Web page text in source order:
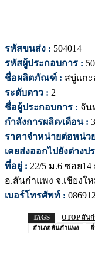
รหัสขนส่ง : 504014
รหัสผู้ประกอบการ :
ชื่อผลิตภัณฑ์ : สบู่แก
ระดับดาว : 2
ชื่อผู้ประกอบการ : จัน
กำลังการผลิต/เดือน :
ราคาจำหน่ายต่อหน่ว
เคยส่งออกไปยังต่างป
ที่อยู่ : 22/5 ม.6 ซอย
อ.สันกำแพง จ.เชียงใ
เบอร์โทรศัพท์ :
TAGS OTOP สัน
อำเภอสันกำแพง